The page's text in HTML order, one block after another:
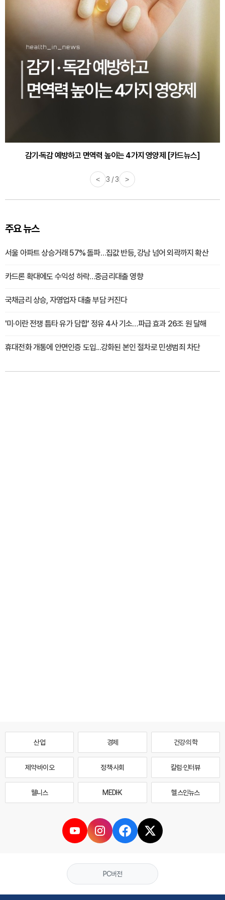
감기·독감 예방하고 면역력 높이는 4가지 영양제 [카드뉴스]
< 3 / 3 >
주요 뉴스
서울 아파트 상승거래 57% 돌파…집값 반등, 강남 넘어 외곽까지 확산
카드론 확대에도 수익성 하락…중금리대출 영향
국채금리 상승, 자영업자 대출 부담 커진다
'미·이란 전쟁 틈타 유가 담합' 정유 4사 기소…파급 효과 26조 원 달해
휴대전화 개통에 안면인증 도입...강화된 본인 절차로 민생범죄 차단
산업 경제 건강·의학
제약·바이오 정책·사회 칼럼·인터뷰
웰니스 MEDI·K 헬스인뉴스
PC버전